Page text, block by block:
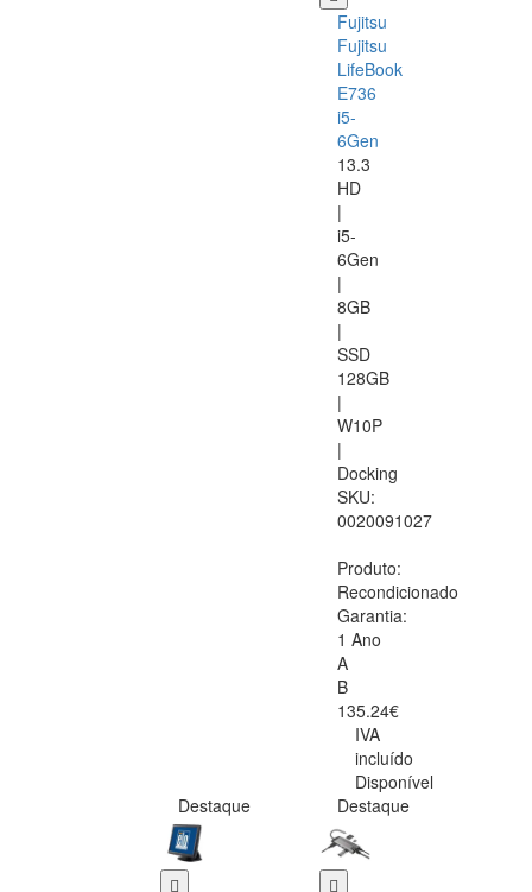
Fujitsu
Fujitsu
LifeBook
E736
i5-
6Gen
13.3
HD
|
i5-
6Gen
|
8GB
|
SSD
128GB
|
W10P
|
Docking
SKU:
0020091027
Produto:
Recondicionado
Garantia:
1 Ano
A
B
135.24€
IVA
incluído
Disponível
Destaque
Destaque